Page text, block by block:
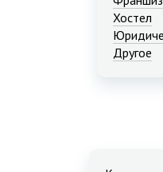
Хостел
Другое